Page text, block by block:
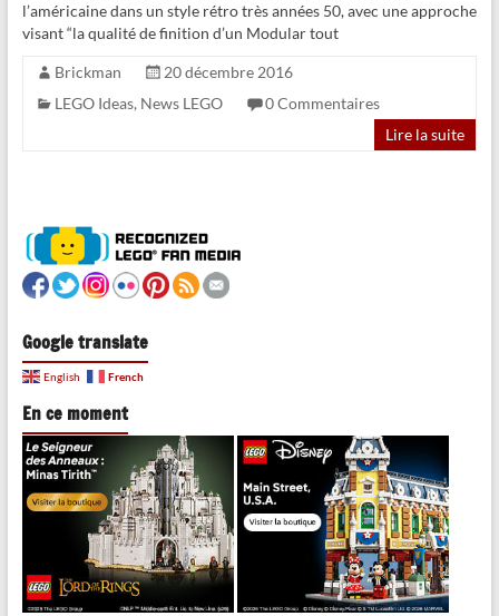
l’américaine dans un style rétro très années 50, avec une approche
visant “la qualité de finition d’un Modular tout
Brickman
20 décembre 2016
LEGO Ideas, News LEGO
0 Commentaires
Lire la suite
Google translate
English French
En ce moment